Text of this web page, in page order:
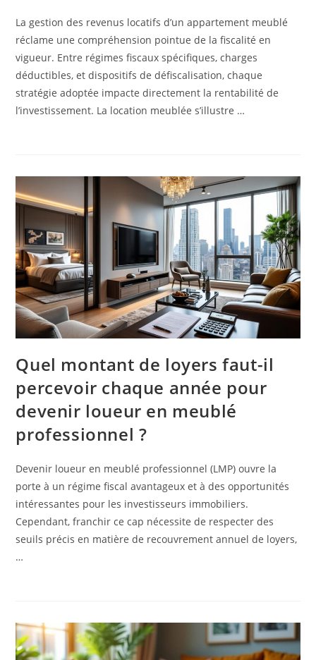
La gestion des revenus locatifs d’un appartement meublé
réclame une compréhension pointue de la fiscalité en
vigueur. Entre régimes fiscaux spécifiques, charges
déductibles, et dispositifs de défiscalisation, chaque
stratégie adoptée impacte directement la rentabilité de
l’investissement. La location meublée s’illustre …
Quel montant de loyers faut-il
percevoir chaque année pour
devenir loueur en meublé
professionnel ?
Devenir loueur en meublé professionnel (LMP) ouvre la
porte à un régime fiscal avantageux et à des opportunités
intéressantes pour les investisseurs immobiliers.
Cependant, franchir ce cap nécessite de respecter des
seuils précis en matière de recouvrement annuel de loyers,
…